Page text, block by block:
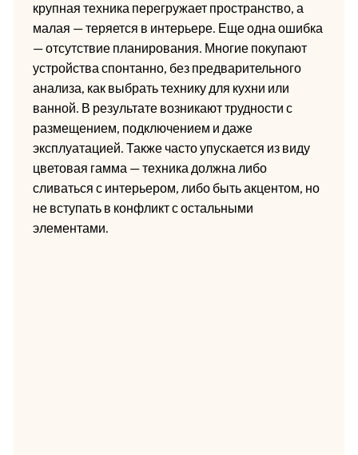
крупная техника перегружает пространство, а
малая — теряется в интерьере. Еще одна ошибка
— отсутствие планирования. Многие покупают
устройства спонтанно, без предварительного
анализа, как выбрать технику для кухни или
ванной. В результате возникают трудности с
размещением, подключением и даже
эксплуатацией. Также часто упускается из виду
цветовая гамма — техника должна либо
сливаться с интерьером, либо быть акцентом, но
не вступать в конфликт с остальными
элементами.